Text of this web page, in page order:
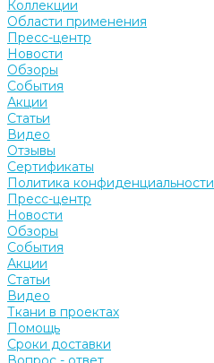
Коллекции
Области применения
Пресс-центр
Новости
Обзоры
События
Акции
Статьи
Видео
Отзывы
Сертификаты
Политика конфиденциальности
Пресс-центр
Новости
Обзоры
События
Акции
Статьи
Видео
Ткани в проектах
Помощь
Сроки доставки